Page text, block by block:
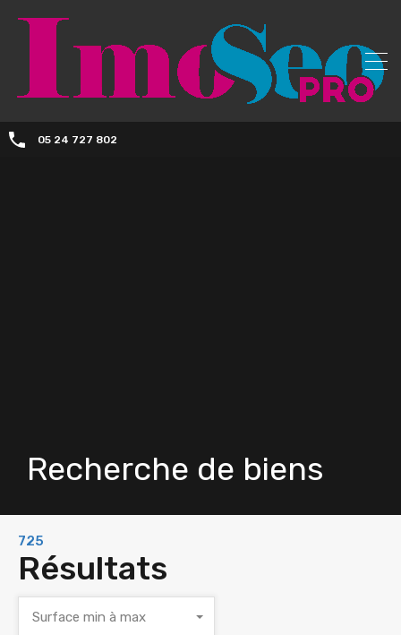
05 24 727 802
Recherche de biens
725
Résultats
Surface min à max